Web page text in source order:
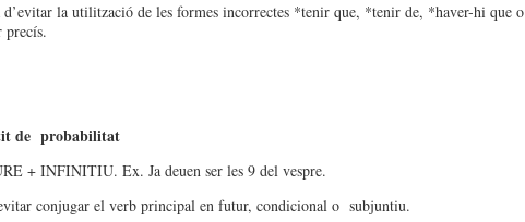
d’evitar la utilització de les formes incorrectes *tenir que, *tenir de, *haver-hi que o
precís.
de probabilitat
+ INFINITIU. Ex. Ja deuen ser les 9 del vespre.
conjugar el verb principal en futur, condicional o subjuntiu.